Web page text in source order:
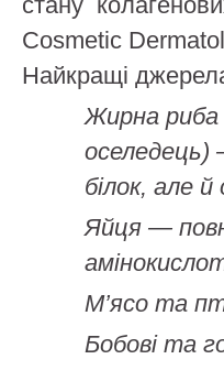
Cosmetic
Найкращі
Жирна риба
оселедець)
білок, але
Яйця —
М’ясо та
Бобові та